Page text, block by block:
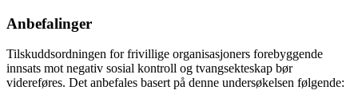
Anbefalinger
Tilskuddsordningen for frivillige organisasjoners forebyggende
innsats mot negativ sosial kontroll og tvangsekteskap bør
videreføres. Det anbefales basert på denne undersøkelsen følgende: